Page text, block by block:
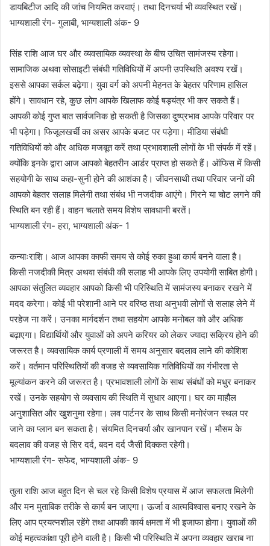
डायबिटीज आदि की जांच नियमित करवाएं। तथा दिनचर्या भी व्यवस्थित रखें।
भाग्यशाली रंग- गुलाबी, भाग्यशाली अंक- 9
सिंह राशि आज घर और व्यवसायिक व्यवस्था के बीच उचित सामंजस्य रहेगा।
सामाजिक अथवा सोसाइटी संबंधी गतिविधियों में अपनी उपस्थिति अवश्य रखें।
इससे आपका सर्कल बढ़ेगा। युवा वर्ग को अपनी मेहनत के बेहतर परिणाम हासिल
होंगे। सावधान रहे, कुछ लोग आपके खिलाफ कोई षड्यंत्र भी कर सकते हैं।
आपकी कोई गुप्त बात सार्वजनिक हो सकती है जिसका दुष्प्रभाव आपके परिवार पर
भी पड़ेगा। फिजूलखर्ची का असर आपके बजट पर पड़ेगा। मीडिया संबंधी
गतिविधियों को और अधिक मजबूत करें तथा प्रभावशाली लोगों के भी संपर्क में रहें।
क्योंकि इनके द्वारा आज आपको बेहतरीन आर्डर प्राप्त हो सकते हैं। ऑफिस में किसी
सहयोगी के साथ कहा-सुनी होने की आशंका है। जीवनसाथी तथा परिवार जनों की
आपको बेहतर सलाह मिलेगी तथा संबंध भी नजदीक आएंगे। गिरने या चोट लगने की
स्थिति बन रही हैं। वाहन चलाते समय विशेष सावधानी बरतें।
भाग्यशाली रंग- हरा, भाग्यशाली अंक- 1
कन्याःराशि। आज आपका काफी समय से कोई रुका हुआ कार्य बनने वाला है।
किसी नजदीकी मित्र अथवा संबंधी की सलाह भी आपके लिए उपयोगी साबित होगी।
आपका संतुलित व्यवहार आपको किसी भी परिस्थिति में सामंजस्य बनाकर रखने में
मदद करेगा। कोई भी परेशानी आने पर वरिष्ठ तथा अनुभवी लोगों से सलाह लेने में
परहेज ना करें। उनका मार्गदर्शन तथा सहयोग आपके मनोबल को और अधिक
बढ़ाएगा। विद्यार्थियों और युवाओं को अपने करियर को लेकर ज्यादा सक्रिय होने की
जरूरत है। व्यवसायिक कार्य प्रणाली में समय अनुसार बदलाव लाने की कोशिश
करें। वर्तमान परिस्थितियों की वजह से व्यवसायिक गतिविधियों का गंभीरता से
मूल्यांकन करने की जरूरत है। प्रभावशाली लोगों के साथ संबंधों को मधुर बनाकर
रखें। उनके सहयोग से व्यवसाय की स्थिति में सुधार आएगा। घर का माहौल
अनुशासित और खुशनुमा रहेगा। लव पार्टनर के साथ किसी मनोरंजन स्थल पर
जाने का प्लान बन सकता है। संयमित दिनचर्या और खानपान रखें। मौसम के
बदलाव की वजह से सिर दर्द, बदन दर्द जैसी दिक्कत रहेगी।
भाग्यशाली रंग- सफेद, भाग्यशाली अंक- 9
तुला राशि आज बहुत दिन से चल रहे किसी विशेष प्रयास में आज सफलता मिलेगी
और मन मुताबिक तरीके से कार्य बन जाएगा। ऊर्जा व आत्मविश्वास बनाए रखने के
लिए आप प्रयत्नशील रहेंगे तथा आपकी कार्य क्षमता में भी इजाफा होगा। युवाओं की
कोई महत्वकांक्षा पूरी होने वाली है। किसी भी परिस्थिति में अपना व्यवहार खराब ना